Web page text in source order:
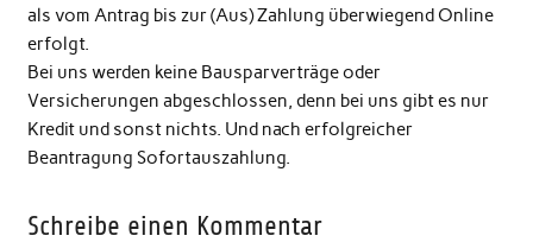
als vom Antrag bis zur (Aus) Zahlung überwiegend Online
erfolgt.
Bei uns werden keine Bausparverträge oder
Versicherungen abgeschlossen, denn bei uns gibt es nur
Kredit und sonst nichts. Und nach erfolgreicher
Beantragung Sofortauszahlung.
Schreibe einen Kommentar